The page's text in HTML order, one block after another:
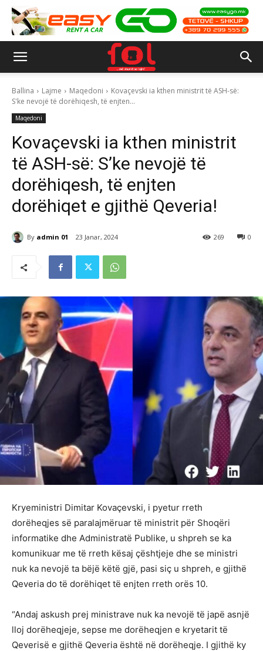
Ballina Lajme Maqedoni
Kovaçevski ia kthen ministrit të ASH-së:
S'ke nevojë të dorëhiqesh, të enjten...
Maqedoni
Kovaçevski ia kthen ministrit
të ASH-së: S’ke nevojë të
dorëhiqesh, të enjten
dorëhiqet e gjithë Qeveria!
By admin 01 23 Janar, 2024 0
269
Kryeministri Dimitar Kovaçevski, i pyetur rreth
dorëheqjes së paralajmëruar të ministrit për Shoqëri
informatike dhe Administratë Publike, u shpreh se ka
komunikuar me të rreth kësaj çështjeje dhe se ministri
nuk ka nevojë ta bëjë këtë gjë, pasi siç u shpreh, e gjithë
Qeveria do të dorëhiqet të enjten rreth orës 10.
“Andaj askush prej ministrave nuk ka nevojë të japë asnjë
lloj dorëheqjeje, sepse me dorëheqjen e kryetarit të
Qeverisë e gjithë Qeveria është në dorëheqje. I gjithë ky